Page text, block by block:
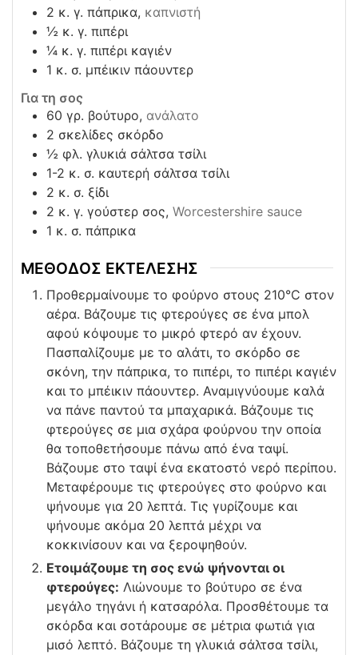
2 κ. γ. πάπρικα, καπνιστή
½ κ. γ. πιπέρι
¼ κ. γ. πιπέρι καγιέν
1 κ. σ. μπέικιν πάουντερ
Για τη σος
60 γρ. βούτυρο, ανάλατο
2 σκελίδες σκόρδο
½ φλ. γλυκιά σάλτσα τσίλι
1-2 κ. σ. καυτερή σάλτσα τσίλι
2 κ. σ. ξίδι
2 κ. γ. γούστερ σος, Worcestershire sauce
1 κ. σ. πάπρικα
ΜΕΘΟΔΟΣ ΕΚΤΕΛΕΣΗΣ
Προθερμαίνουμε το φούρνο στους 210°C στον
αέρα. Βάζουμε τις φτερούγες σε ένα μπολ
αφού κόψουμε το μικρό φτερό αν έχουν.
Πασπαλίζουμε με το αλάτι, το σκόρδο σε
σκόνη, την πάπρικα, το πιπέρι, το πιπέρι καγιέν
και το μπέικιν πάουντερ. Αναμιγνύουμε καλά
να πάνε παντού τα μπαχαρικά. Βάζουμε τις
φτερούγες σε μια σχάρα φούρνου την οποία
θα τοποθετήσουμε πάνω από ένα ταψί.
Βάζουμε στο ταψί ένα εκατοστό νερό περίπου.
Μεταφέρουμε τις φτερούγες στο φούρνο και
ψήνουμε για 20 λεπτά. Τις γυρίζουμε και
ψήνουμε ακόμα 20 λεπτά μέχρι να
κοκκινίσουν και να ξεροψηθούν.
Ετοιμάζουμε τη σος ενώ ψήνονται οι
φτερούγες: Λιώνουμε το βούτυρο σε ένα
μεγάλο τηγάνι ή κατσαρόλα. Προσθέτουμε τα
σκόρδα και σοτάρουμε σε μέτρια φωτιά για
μισό λεπτό. Βάζουμε τη γλυκιά σάλτσα τσίλι,